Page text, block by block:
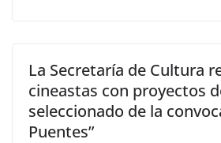
La Secretaría de Cultura
cineastas con proyectos
seleccionado de la
Puentes”